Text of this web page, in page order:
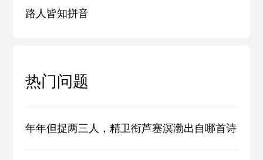
路人皆知拼音
热门问题
年年但捉两三人，精卫衔芦塞溟渤出自哪首诗